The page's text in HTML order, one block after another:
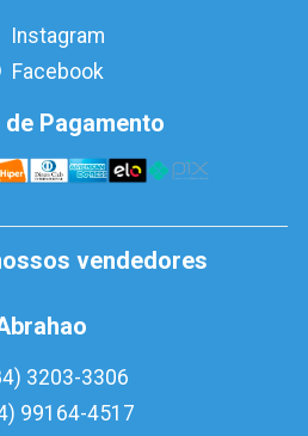
Instagram
Facebook
Pagamento
vendedores
3203-3306
99164-4517